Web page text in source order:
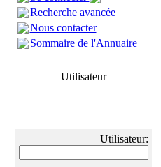
Recherche avancée
Nous contacter
Sommaire de l'Annuaire
Utilisateur
Utilisateur: